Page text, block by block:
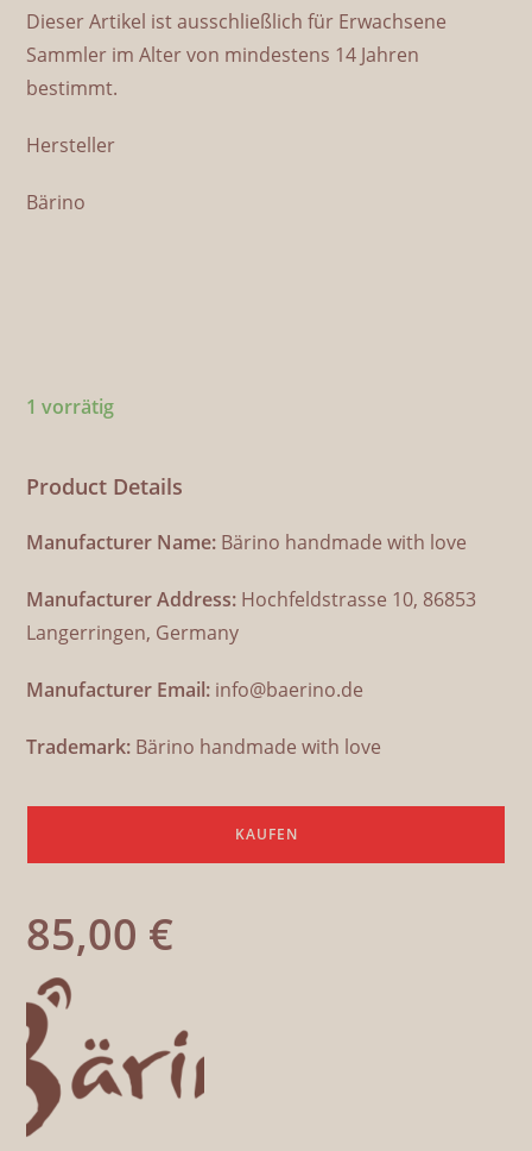
Dieser Artikel ist ausschließlich für Erwachsene
Sammler im Alter von mindestens 14 Jahren
bestimmt.
Hersteller
Bärino
1 vorrätig
Product Details
Manufacturer Name: Bärino handmade with love
Manufacturer Address: Hochfeldstrasse 10, 86853
Langerringen, Germany
Manufacturer Email: info@baerino.de
Trademark: Bärino handmade with love
KAUFEN
85,00 €